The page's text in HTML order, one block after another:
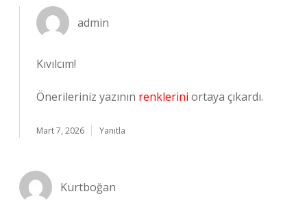
admin
Kıvılcım!
Önerileriniz yazının renklerini ortaya çıkardı.
Mart 7, 2026 Yanıtla
Kurtboğan